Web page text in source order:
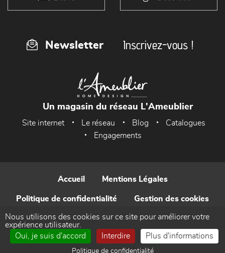
Newsletter Inscrivez-vous !
Un magasin du réseau L'Ameublier
Site internet Le réseau Blog
Catalogues
Engagements
Accueil Mentions Légales
Politique de confidentialité Gestion des cookies
Contact
Réalisé par WEB Enseignes
Nous utilisons des cookies sur ce site pour améliorer votre
expérience utilisateur.
Oui, je suis d'accord
Interdire Plus d'informations
Politique de confidentialité